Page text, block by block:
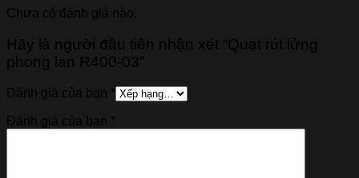
Chưa có đánh giá nào.
Hãy là người đầu tiên nhận xét “Quạt rút lửng
phong lan R400-03”
Đánh giá của bạn *
Đánh giá của bạn *